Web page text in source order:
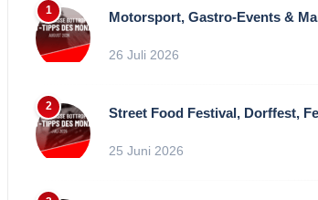
Motorsport, Gastro-Events &
26 Juli 2026
Street Food Festival, Dorffest,
25 Juni 2026